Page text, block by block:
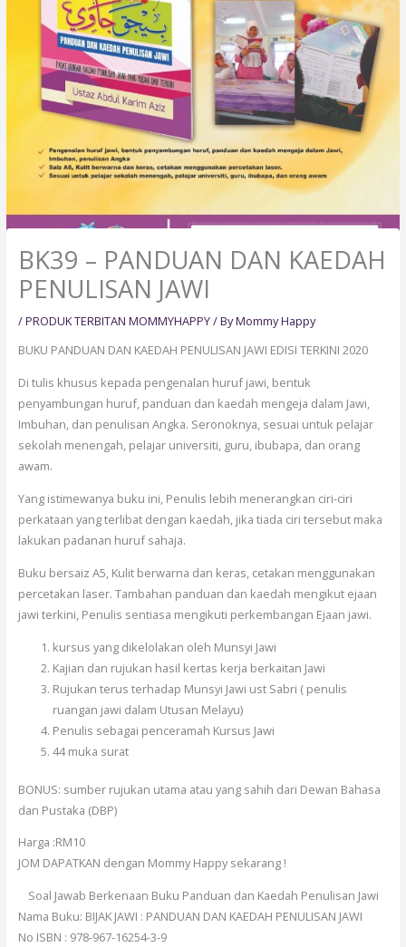
BK39 – PANDUAN DAN KAEDAH
PENULISAN JAWI
/PRODUK TERBITAN MOMMYHAPPY/ ByMommy Happy
BUKU PANDUAN DAN KAEDAH PENULISAN JAWI EDISI TERKINI 2020
Di tulis khusus kepada pengenalan huruf jawi, bentuk
penyambungan huruf, panduan dan kaedah mengeja dalam Jawi,
Imbuhan, dan penulisan Angka. Seronoknya, sesuai untuk pelajar
sekolah menengah, pelajar universiti, guru, ibubapa, dan orang
awam.
Yang istimewanya buku ini, Penulis lebih menerangkan ciri-ciri
perkataan yang terlibat dengan kaedah, jika tiada ciri tersebut maka
lakukan padanan huruf sahaja.
Buku bersaiz A5, Kulit berwarna dan keras, cetakan menggunakan
percetakan laser. Tambahan panduan dan kaedah mengikut ejaan
jawi terkini, Penulis sentiasa mengikuti perkembangan Ejaan jawi.
kursus yang dikelolakan oleh Munsyi Jawi
Kajian dan rujukan hasil kertas kerja berkaitan Jawi
Rujukan terus terhadap Munsyi Jawi ust Sabri ( penulis
ruangan jawi dalam Utusan Melayu)
Penulis sebagai penceramah Kursus Jawi
44 muka surat
BONUS: sumber rujukan utama atau yang sahih dari Dewan Bahasa
dan Pustaka (DBP)
Harga :RM10
JOM DAPATKAN dengan Mommy Happy sekarang !
Soal Jawab Berkenaan Buku Panduan dan Kaedah Penulisan Jawi
Nama Buku: BIJAK JAWI : PANDUAN DAN KAEDAH PENULISAN JAWI
No ISBN : 978-967-16254-3-9